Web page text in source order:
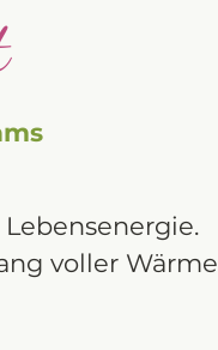
voller Wärme